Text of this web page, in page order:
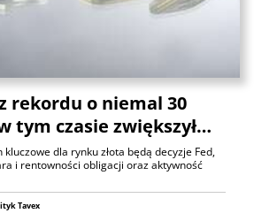
rekordu o niemal 30
tym czasie zwiększył…
dla rynku złota będą decyzje Fed,
i rentowności obligacji oraz aktywność
Tavex